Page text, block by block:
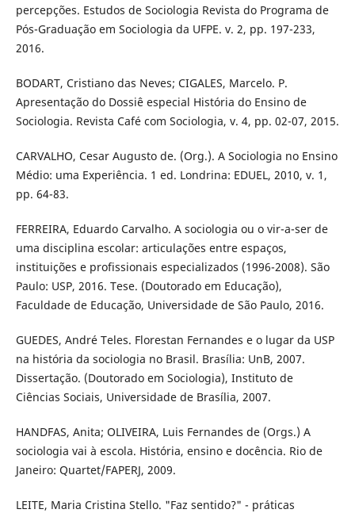
percepções. Estudos de Sociologia Revista do Programa de
Pós-Graduação em Sociologia da UFPE. v. 2, pp. 197-233,
2016.
BODART, Cristiano das Neves; CIGALES, Marcelo. P.
Apresentação do Dossiê especial História do Ensino de
Sociologia. Revista Café com Sociologia, v. 4, pp. 02-07, 2015.
CARVALHO, Cesar Augusto de. (Org.). A Sociologia no Ensino
Médio: uma Experiência. 1 ed. Londrina: EDUEL, 2010, v. 1,
pp. 64-83.
FERREIRA, Eduardo Carvalho. A sociologia ou o vir-a-ser de
uma disciplina escolar: articulações entre espaços,
instituições e profissionais especializados (1996-2008). São
Paulo: USP, 2016. Tese. (Doutorado em Educação),
Faculdade de Educação, Universidade de São Paulo, 2016.
GUEDES, André Teles. Florestan Fernandes e o lugar da USP
na história da sociologia no Brasil. Brasília: UnB, 2007.
Dissertação. (Doutorado em Sociologia), Instituto de
Ciências Sociais, Universidade de Brasília, 2007.
HANDFAS, Anita; OLIVEIRA, Luis Fernandes de (Orgs.) A
sociologia vai à escola. História, ensino e docência. Rio de
Janeiro: Quartet/FAPERJ, 2009.
LEITE, Maria Cristina Stello. "Faz sentido?" - práticas